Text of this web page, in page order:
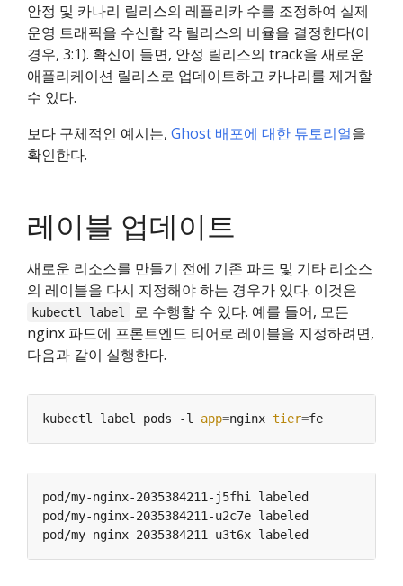
안정 및 카나리 릴리스의 레플리카 수를 조정하여 실제
운영 트래픽을 수신할 각 릴리스의 비율을 결정한다(이
경우, 3:1). 확신이 들면, 안정 릴리스의 track을 새로운
애플리케이션 릴리스로 업데이트하고 카나리를 제거할
수 있다.
보다 구체적인 예시는, Ghost 배포에 대한 튜토리얼을
확인한다.
레이블 업데이트
새로운 리소스를 만들기 전에 기존 파드 및 기타 리소스
의 레이블을 다시 지정해야 하는 경우가 있다. 이것은
kubectl label
로 수행할 수 있다. 예를 들어, 모든
nginx 파드에 프론트엔드 티어로 레이블을 지정하려면,
다음과 같이 실행한다.
kubectl label pods -l app=nginx tier=